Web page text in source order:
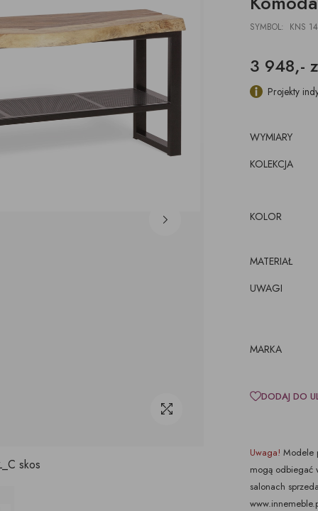
pojemnikiem
PODUSZKI, PLEDY,
DYWANY
AKCESORIA, TORBY,
POJEMNIKI
ŚCIENNE,
skos
SYMBOL: KNS
3 948,-
Projekty
WYMIARY
KOLEKCJA
KOLOR
MATERIAŁ
UWAGI
MARKA
DODAJ DO
Uwaga! Modele
mogą odbiegać
salonach